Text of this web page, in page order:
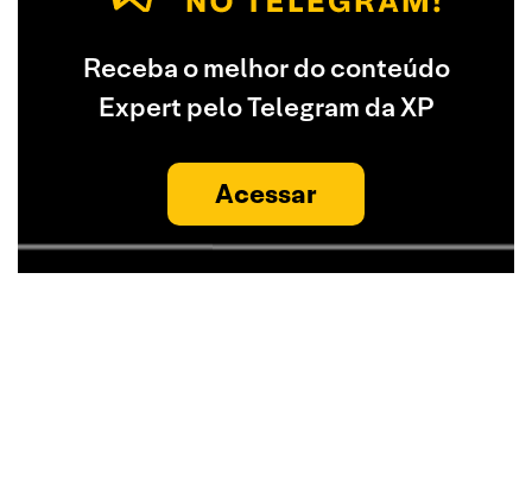
Receba o melhor do conteúdo
Expert pelo Telegram da XP
Acessar